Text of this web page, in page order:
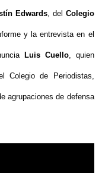
Edwards, del Colegio
y la entrevista en el
Luis Cuello, quien
Colegio de Periodistas,
agrupaciones de defensa